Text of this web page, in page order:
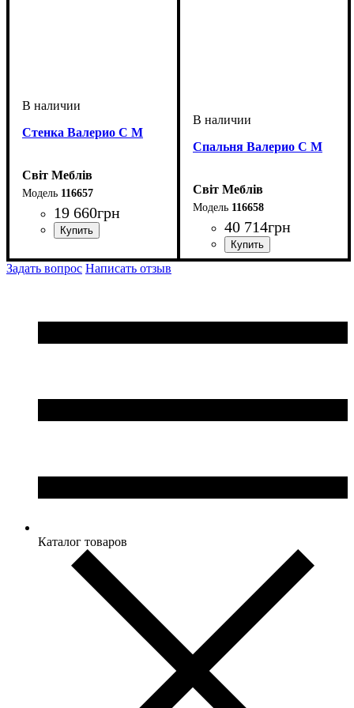
Стенка Валерио С М
Світ Меблів
116657
19 660грн
Спальня Валерио С М
Світ Меблів
116658
40 714грн
Задать вопрос Написать отзыв
Каталог товаров